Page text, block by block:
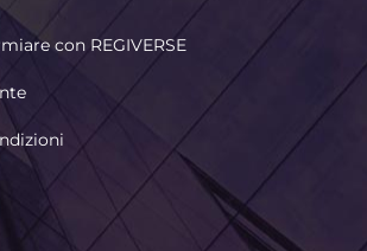
con REGIVERSE